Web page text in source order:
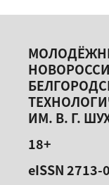
ИМ. В. Г.
18+
eISSN 2713-